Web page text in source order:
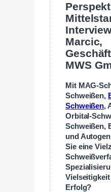
Marcic,
MWS
Mit MAG-
Schweißen,
Schweißen,
Orbital-
Schweißen,
und
Sie eine
Erfolg?